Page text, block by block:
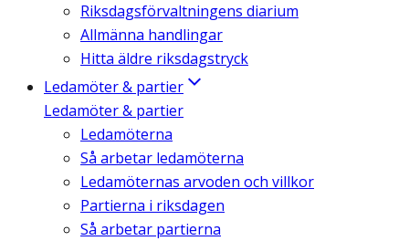
Riksdagsförvaltningens diarium
Allmänna handlingar
Hitta äldre riksdagstryck
Ledamöter & partier
Ledamöter & partier
Ledamöterna
Så arbetar ledamöterna
Ledamöternas arvoden och villkor
Partierna i riksdagen
Så arbetar partierna